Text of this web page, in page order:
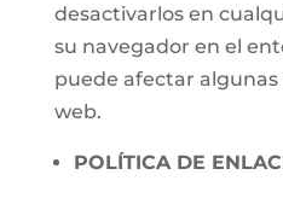
desactivarlos en
su navegador en el
puede afectar
web.
POLÍTICA DE